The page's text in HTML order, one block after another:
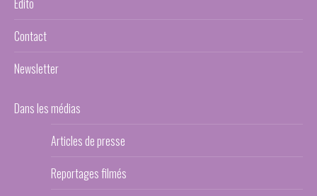
Edito
Contact
Newsletter
Dans les médias
Articles de presse
Reportages filmés